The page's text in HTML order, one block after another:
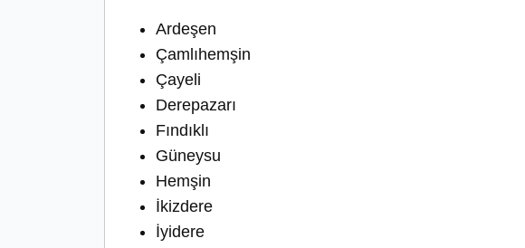
Ardeşen
Çamlıhemşin
Çayeli
Derepazarı
Fındıklı
Güneysu
Hemşin
İkizdere
İyidere